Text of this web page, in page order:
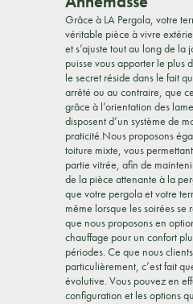
Grâce à LA Pergola, votre
véritable pièce à vivre
et s’ajuste tout au long de la
puisse vous apporter le plus
le secret réside dans le fait
arrêté ou au contraire, que
grâce à l’orientation des
disposent d’un système de
praticité.Nous proposons
toiture mixte, vous
partie vitrée, afin de
de la pièce attenante à la
que votre pergola et votre
même lorsque les soirées se
que nous proposons en
chauffage pour un confort
périodes. Ce que nous
particulièrement, c’est fait
évolutive. Vous pouvez en
configuration et les options